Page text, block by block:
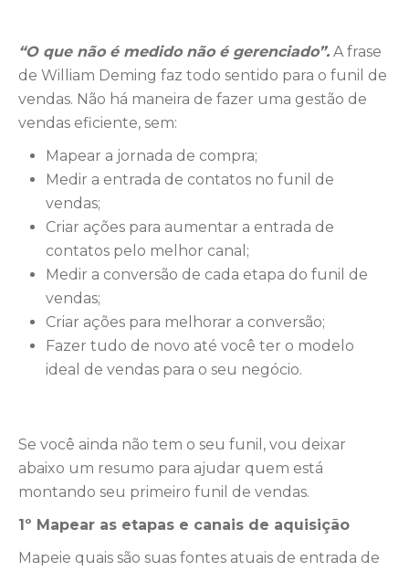
“O que não é medido não é gerenciado”. A frase
de William Deming faz todo sentido para o funil de
vendas. Não há maneira de fazer uma gestão de
vendas eficiente, sem:
Mapear a jornada de compra;
Medir a entrada de contatos no funil de
vendas;
Criar ações para aumentar a entrada de
contatos pelo melhor canal;
Medir a conversão de cada etapa do funil de
vendas;
Criar ações para melhorar a conversão;
Fazer tudo de novo até você ter o modelo
ideal de vendas para o seu negócio.
Se você ainda não tem o seu funil, vou deixar
abaixo um resumo para ajudar quem está
montando seu primeiro funil de vendas.
1º Mapear as etapas e canais de aquisição
Mapeie quais são suas fontes atuais de entrada de